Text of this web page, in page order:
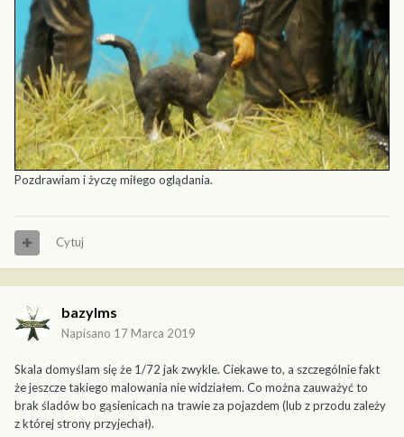
Pozdrawiam i życzę miłego oglądania.
Cytuj
bazylms
Napisano 17 Marca 2019
Skala domyślam się że 1/72 jak zwykle. Ciekawe to, a szczególnie fakt
że jeszcze takiego malowania nie widziałem. Co można zauważyć to
brak śladów bo gąsienicach na trawie za pojazdem (lub z przodu zależy
z której strony przyjechał).